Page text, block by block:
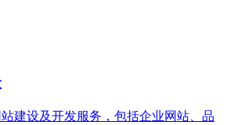
建设及开发服务，包括企业网站、品